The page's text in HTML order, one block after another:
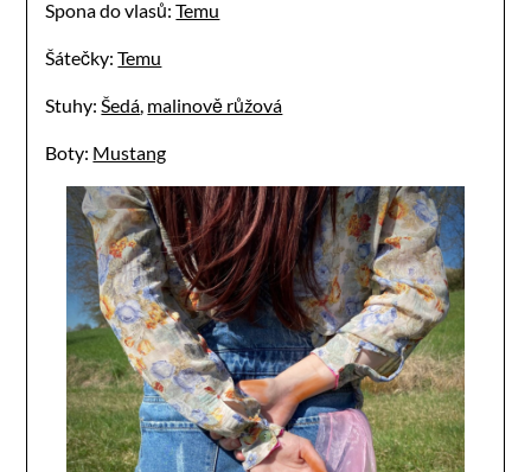
Spona do vlasů:Temu
Šátečky:Temu
Stuhy: Šedá malinově růžová
Boty: Mustang